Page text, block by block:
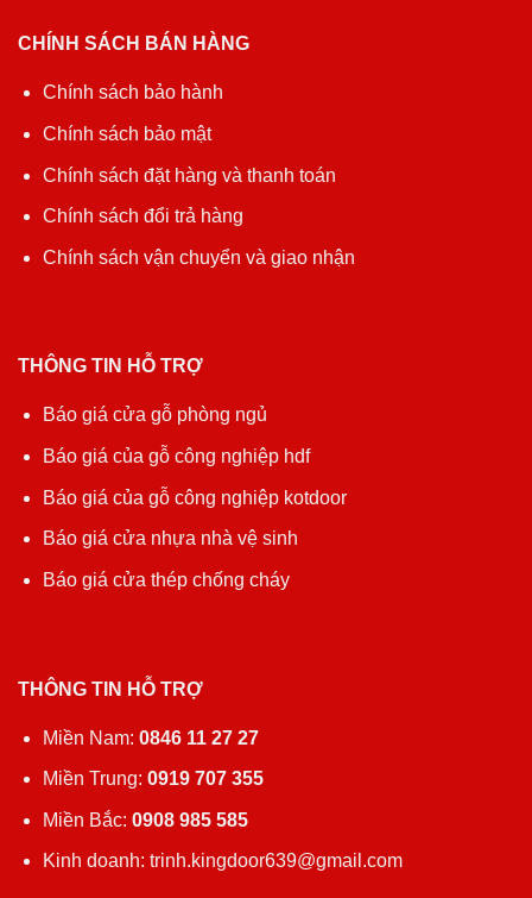
CHÍNH SÁCH BÁN HÀNG
Chính sách bảo hành
Chính sách bảo mật
Chính sách đặt hàng và thanh toán
Chính sách đổi trả hàng
Chính sách vận chuyển và giao nhận
THÔNG TIN HỖ TRỢ
Báo giá cửa gỗ phòng ngủ
Báo giá của gỗ công nghiệp hdf
Báo giá của gỗ công nghiệp kotdoor
Báo giá cửa nhựa nhà vệ sinh
Báo giá cửa thép chống cháy
THÔNG TIN HỖ TRỢ
Miền Nam: 0846 11 27 27
Miền Trung: 0919 707 355
Miền Bắc: 0908 985 585
Kinh doanh: trinh.kingdoor639@gmail.com